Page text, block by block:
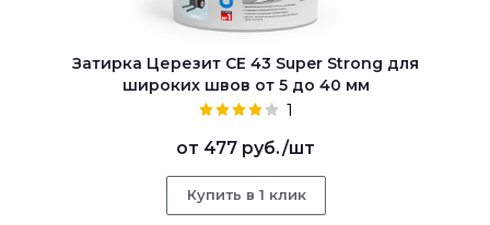
Затирка Церезит CE 43 Super Strong для
широких швов от 5 до 40 мм
1
от 477 руб./шт
Купить в 1 клик